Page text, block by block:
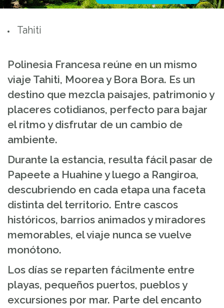
Tahiti
Polinesia Francesa reúne en un mismo
viaje Tahiti, Moorea y Bora Bora. Es un
destino que mezcla paisajes, patrimonio y
placeres cotidianos, perfecto para bajar
el ritmo y disfrutar de un cambio de
ambiente.
Durante la estancia, resulta fácil pasar de
Papeete a Huahine y luego a Rangiroa,
descubriendo en cada etapa una faceta
distinta del territorio. Entre cascos
históricos, barrios animados y miradores
memorables, el viaje nunca se vuelve
monótono.
Los días se reparten fácilmente entre
playas, pequeños puertos, pueblos y
excursiones por mar. Parte del encanto